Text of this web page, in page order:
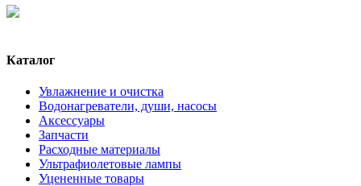
Каталог
Увлажнение и очистка
Водонагреватели, души, насосы
Аксессуары
Запчасти
Расходные материалы
Ультрафиолетовые лампы
Уцененные товары